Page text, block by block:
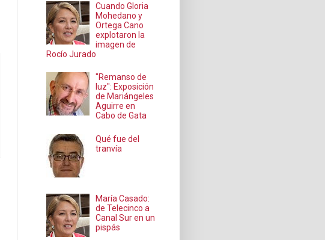
Cuando Gloria
Mohedano y
Ortega Cano
explotaron la
imagen de
Rocío Jurado
"Remanso de
luz": Exposición
de Mariángeles
Aguirre en
Cabo de Gata
Qué fue del
tranvía
María Casado:
de Telecinco a
Canal Sur en un
pispás